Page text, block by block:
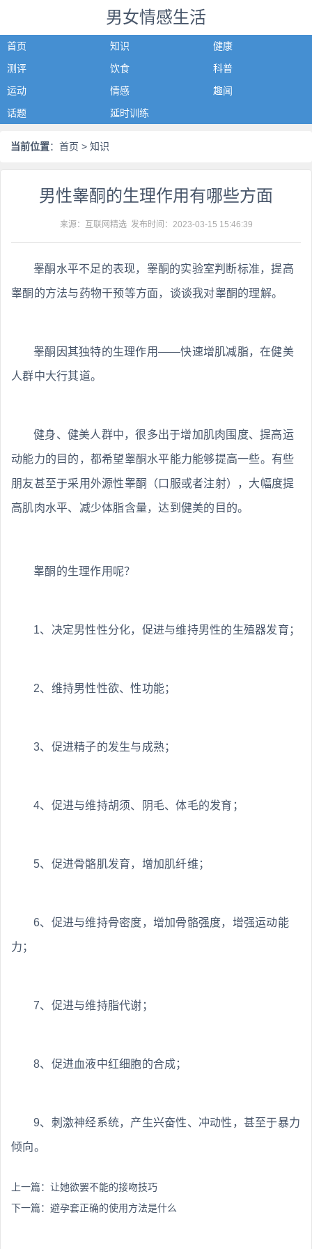
男女情感生活
首页 知识
健康
测评
饮食
科普
运动
情感
趣闻
话题
延时训练
当前位置： 首页 > 知识
男性睾酮的生理作用有哪些方面
来源：互联网精选 发布时间： 2023-03-15 15:46:39
睾酮水平不足的表现，睾酮的实验室判断标准，提高
睾酮的方法与药物干预等方面，谈谈我对睾酮的理解。
睾酮因其独特的生理作用——快速增肌减脂，在健美
人群中大行其道。
健身、健美人群中，很多出于增加肌肉围度、提高运
动能力的目的，都希望睾酮水平能力能够提高一些。有些
朋友甚至于采用外源性睾酮（口服或者注射），大幅度提
高肌肉水平、减少体脂含量，达到健美的目的。
睾酮的生理作用呢？
1、决定男性性分化，促进与维持男性的生殖器发育；
2、维持男性性欲、性功能；
3、促进精子的发生与成熟；
4、促进与维持胡须、阴毛、体毛的发育；
5、促进骨骼肌发育，增加肌纤维；
6、促进与维持骨密度，增加骨骼强度，增强运动能
力；
7、促进与维持脂代谢；
8、促进血液中红细胞的合成；
9、刺激神经系统，产生兴奋性、冲动性，甚至于暴力
倾向。
上一篇： 让她欲罢不能的接吻技巧
下一篇： 避孕套正确的使用方法是什么